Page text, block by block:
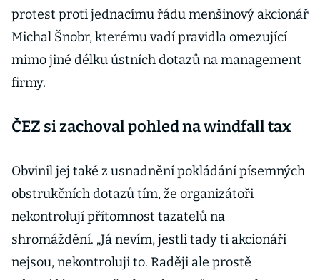
protest proti jednacímu řádu menšinový akcionář
Michal Šnobr, kterému vadí pravidla omezující
mimo jiné délku ústních dotazů na management
firmy.
ČEZ si zachoval pohled na windfall tax
Obvinil jej také z usnadnění pokládání písemných
obstrukčních dotazů tím, že organizátoři
nekontrolují přítomnost tazatelů na
shromáždění. „Já nevím, jestli tady ti akcionáři
nejsou, nekontroluji to. Raději ale prostě